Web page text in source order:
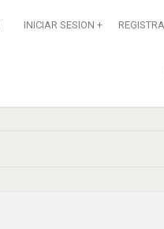
INICIAR SESION